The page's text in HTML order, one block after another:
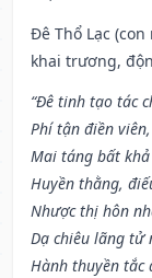
Đê Thổ Lạc
khai trương,
“Đê tinh tạo tác
Phí tận điền
Mai táng bất
Huyền thằng,
Nhược thị hôn
Dạ chiêu lãng tử
Hành thuyền tắc